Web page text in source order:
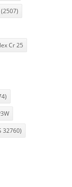
Cr 25
32760)